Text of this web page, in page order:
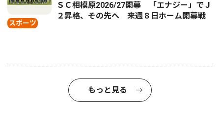
スポーツ
ＳＣ相模原2026/27開幕 「エナジー」でＪ
２昇格、その先へ 来週８日ホーム開幕戦
もっと見る